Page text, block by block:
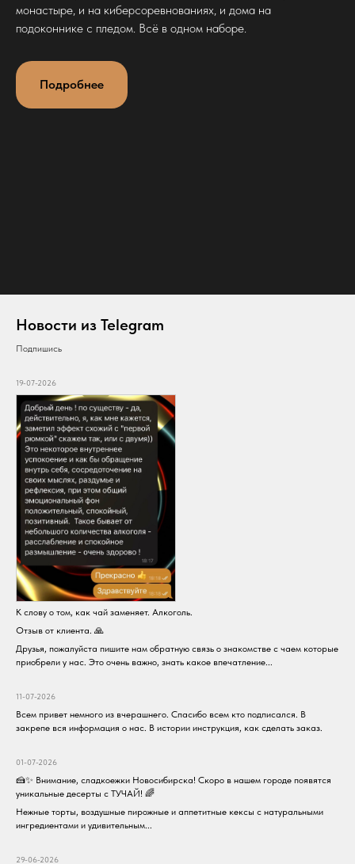
монастыре, и на киберсоревнованиях, и дома на
подоконнике с пледом. Всё в одном наборе.
Подробнее
Новости из Telegram
Подпишись
19-07-2026
К слову о том, как чай заменяет. Алкоголь.
Отзыв от клиента. 🙏
Друзья, пожалуйста пишите нам обратную связь о знакомстве с чаем которые
приобрели у нас. Это очень важно, знать какое впечатление...
11-07-2026
Всем привет немного из вчерашнего. Спасибо всем кто подписался. В
закрепе вся информация о нас. В истории инструкция, как сделать заказ.
01-07-2026
🍰✨ Внимание, сладкоежки Новосибирска! Скоро в нашем городе появятся
уникальные десерты с ТУЧАЙ! 🌈
Нежные торты, воздушные пирожные и аппетитные кексы с натуральными
ингредиентами и удивительным...
29-06-2026